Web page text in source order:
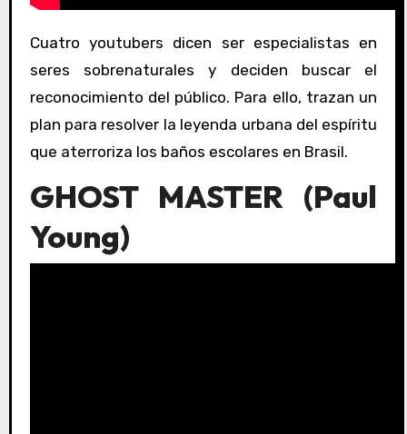
Cuatro youtubers dicen ser especialistas en
seres sobrenaturales y deciden buscar el
reconocimiento del público. Para ello, trazan un
plan para resolver la leyenda urbana del espíritu
que aterroriza los baños escolares en Brasil.
GHOST MASTER (Paul
Young)